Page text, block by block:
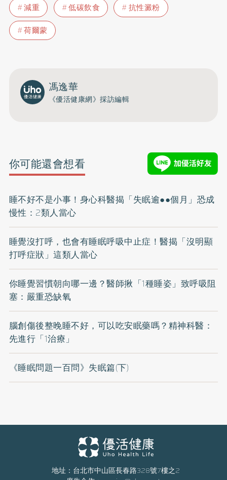
減重
低碳飲食
抗性澱粉
荷爾蒙
馮逸華
《優活健康網》採訪編輯
你可能還會想看
睡不好不是小事！身心科醫揭「失眠逾●●個月」恐成
慢性：2類人當心
睡覺沒打呼，也會有睡眠呼吸中止症！醫揭「沒明顯
打呼症狀」這類人當心
你睡覺習慣朝向哪一邊？醫師揪「1種睡姿」致呼吸阻
塞：嚴重恐缺氧
腦創傷後整晚睡不好，可以吃安眠藥嗎？精神科醫：
先進行「1治療」
《睡眠問題一百問》失眠篇(下)
地址：台北市中山區長春路328號7樓之2